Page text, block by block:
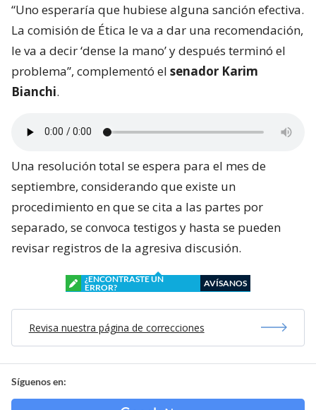
“Uno esperaría que hubiese alguna sanción efectiva.
La comisión de Ética le va a dar una recomendación,
le va a decir ‘dense la mano’ y después terminó el
problema”, complementó el senador Karim
Bianchi.
Una resolución total se espera para el mes de
septiembre, considerando que existe un
procedimiento en que se cita a las partes por
separado, se convoca testigos y hasta se pueden
revisar registros de la agresiva discusión.
¿ENCONTRASTE UN
ERROR?
AVÍSANOS
Revisa nuestra página de correcciones
Síguenos en: